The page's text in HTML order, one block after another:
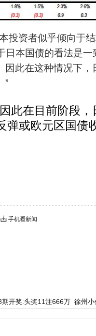
资者似乎倾向于结
日本国债的看法是
因此在这种情况下
”
在目前阶段，
弹或欧元区国债
手机看新闻
期开奖:头奖11注666万 徐州